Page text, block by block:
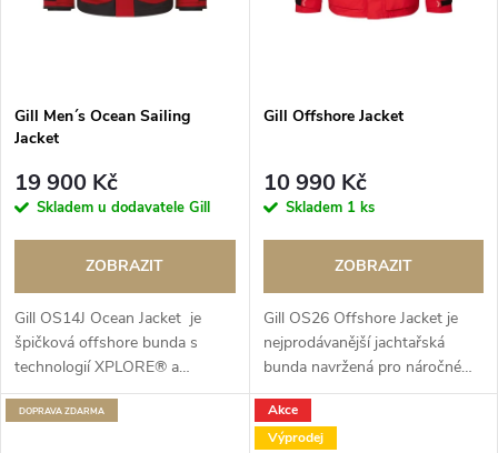
o
d
u
k
t
ů
o
d
u
k
t
ů
Gill Men´s Ocean Sailing
Jacket
19 900 Kč
Skladem u dodavatele Gill
ZOBRAZIT
Gill OS14J Ocean Jacket je
špičková offshore bunda s
technologií XPLORE® a
XPEL®, navržená pro maximální
ochranu a komfort v
Gill Offshore Jacket
10 990 Kč
Skladem 1 ks
ZOBRAZIT
Gill OS26 Offshore Jacket je
nejprodávanější jachtařská
bunda navržená pro náročné
offshore plavby. Díky 2vrstvé
tkanině XPLORE® a ekologické
úpravě XPEL® nabízí 100%...
ZDARMA
Akce
Výprodej